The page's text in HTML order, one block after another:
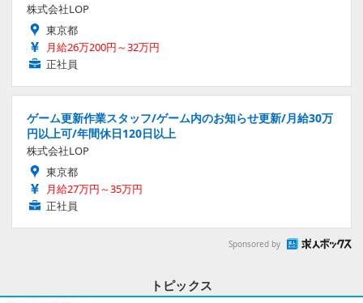
株式会社LOP
東京都
月給26万200円～32万円
正社員
ゲーム更新作業スタッフ/ゲーム内のお知らせ更新/月給30万
円以上可/年間休日120日以上
株式会社LOP
東京都
月給27万円～35万円
正社員
Sponsored by
トピックス